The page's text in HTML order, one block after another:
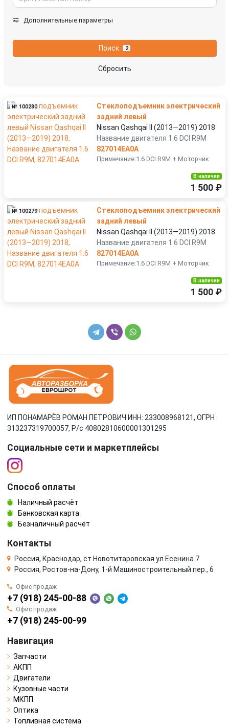
Дополнительные параметры
Поиск 2
Сбросить
№ 100280
Стеклоподъемник электрический
задний левый
Nissan Qashqai II (2013—2019) 2018
Название двигателя 1.6 DCI R9M
827014EA0A
Примечание:1.6 DCI R9M + Моторчик
В наличии
1 500 ₽
№ 100279
Стеклоподъемник электрический
задний левый
Nissan Qashqai II (2013—2019) 2018
Название двигателя 1.6 DCI R9M
827014EA0A
Примечание:1.6 DCI R9M + Моторчик
В наличии
1 500 ₽
ИП ПОНАМАРЁВ РОМАН ПЕТРОВИЧ ИНН: 233008968121, ОГРН :
313237319700057, Р/c 40802810600001301295
Социальные сети и маркетплейсы
Способ оплаты
Наличный расчёт
Банковская карта
Безналичный расчёт
Контакты
Россия, Краснодар, ст.Новотитаровская ул.Есенина 7
Россия, Ростов-на-Дону, 1-й Машиностроительный пер., 6
Офис продаж
+7 (918) 245-00-88
Офис продаж
+7 (918) 245-00-99
Навигация
Запчасти
АКПП
Двигатели
Кузовные части
МКПП
Оптика
Топливная система